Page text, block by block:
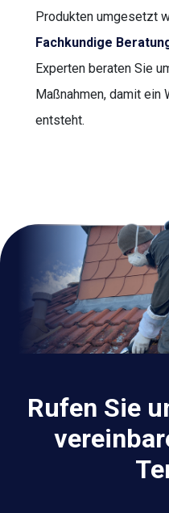
Produkten umgesetzt
Fachkundige
Experten beraten Sie
Maßnahmen, damit
entsteht.
Rufen Sie